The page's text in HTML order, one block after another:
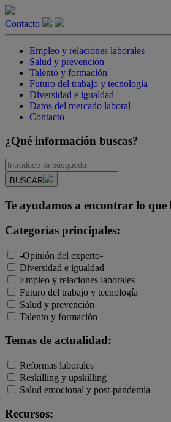
Contacto
Empleo y relaciones laborales
Salud y prevención
Talento y formación
Futuro del trabajo y tecnología
Diversidad e igualdad
Datos del mercado laboral
Contacto
¿Qué información buscas?
BUSCAR
Te ayudamos a encontrar lo que
Categorías principales:
-Opinión del experto-
Diversidad e igualdad
Empleo y relaciones laborales
Futuro del trabajo y tecnología
Salud y prevención
Talento y formación
Temas de actualidad:
Reformas laborales
Reskilling y upskilling
Salud emocional y post-pandemia
Recursos: